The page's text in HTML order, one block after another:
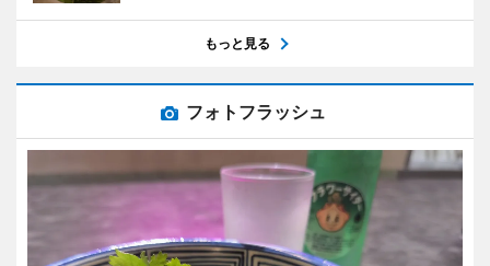
もっと見る
フォトフラッシュ